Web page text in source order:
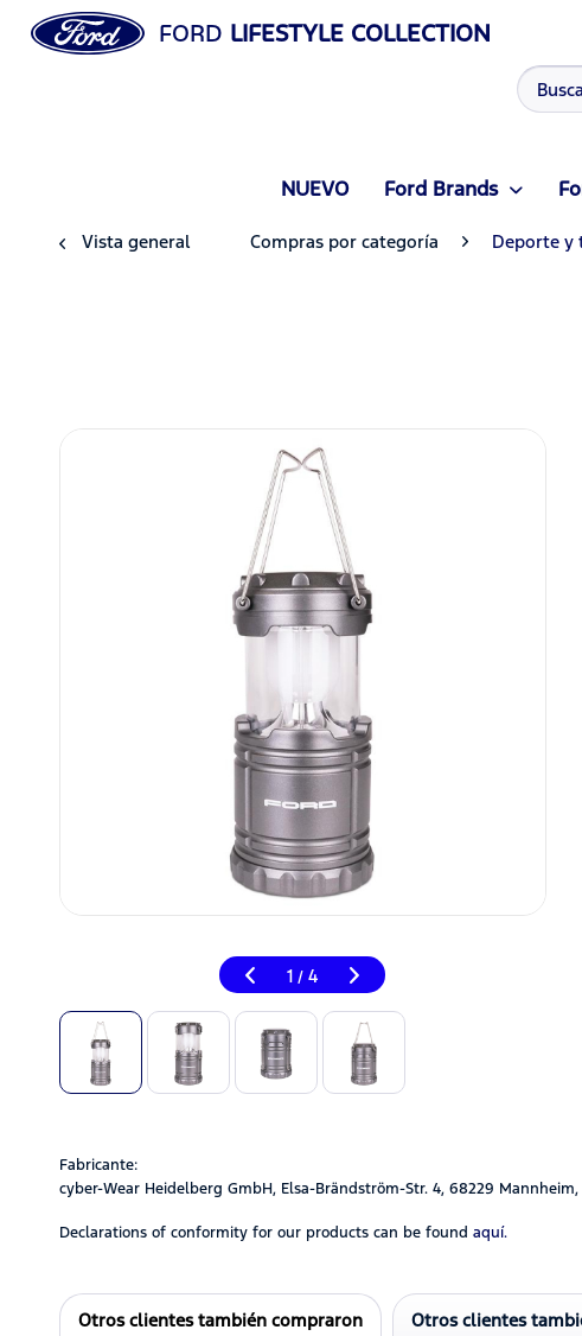
FORD LIFESTYLE COLLECTION
NUEVO Ford Brands
Vista general Compras por categoría Deporte y
1 / 4
Fabricante:
cyber-Wear Heidelberg GmbH, Elsa-Brändström-Str. 4, 68229
Declarations of conformity for our products can be found aquí.
Otros clientes también compraron Otros clientes